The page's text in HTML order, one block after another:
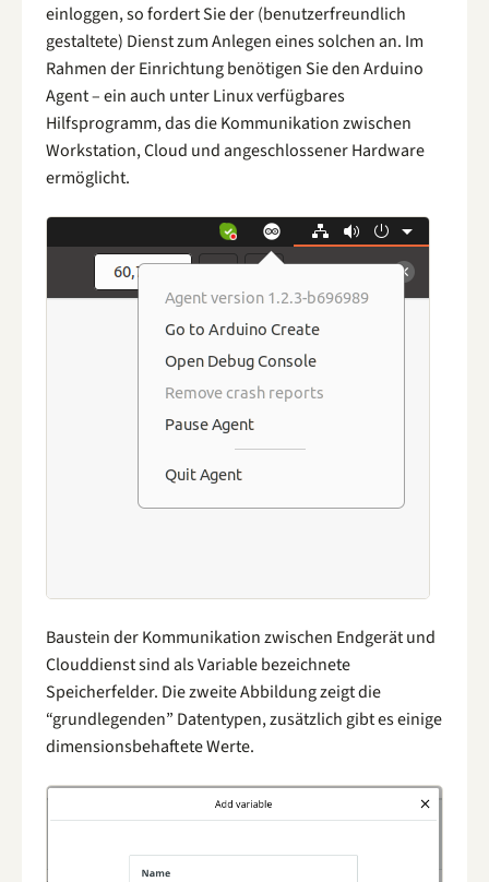
einloggen, so fordert Sie der (benutzerfreundlich
gestaltete) Dienst zum Anlegen eines solchen an. Im
Rahmen der Einrichtung benötigen Sie den Arduino
Agent – ein auch unter Linux verfügbares
Hilfsprogramm, das die Kommunikation zwischen
Workstation, Cloud und angeschlossener Hardware
ermöglicht.
Baustein der Kommunikation zwischen Endgerät und
Clouddienst sind als Variable bezeichnete
Speicherfelder. Die zweite Abbildung zeigt die
“grundlegenden” Datentypen, zusätzlich gibt es einige
dimensionsbehaftete Werte.